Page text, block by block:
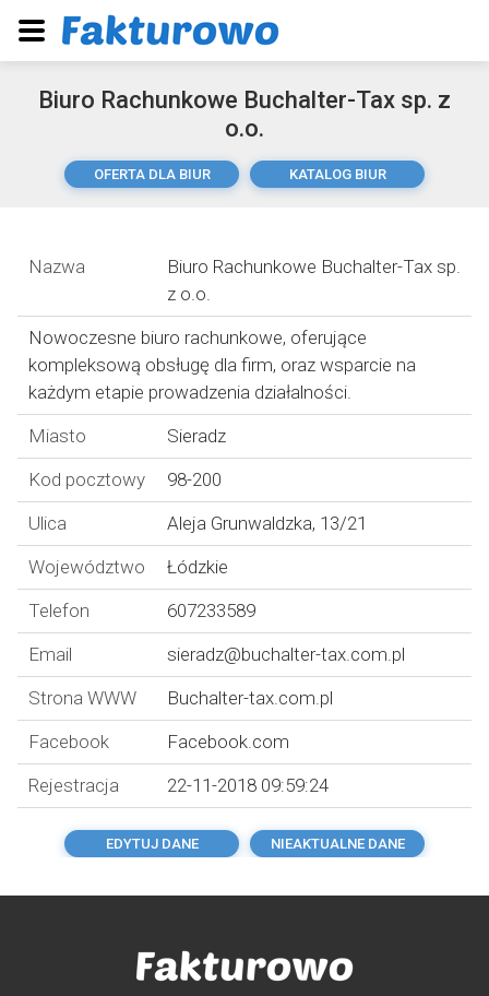
Biuro Rachunkowe Buchalter-Tax sp. z
o.o.
OFERTA DLA BIUR KATALOG BIUR
Nazwa
Biuro Rachunkowe Buchalter-Tax sp.
z o.o.
Nowoczesne biuro rachunkowe, oferujące
kompleksową obsługę dla firm, oraz wsparcie na
każdym etapie prowadzenia działalności.
Miasto
Sieradz
Kod pocztowy
98-200
Ulica
Aleja Grunwaldzka, 13/21
Województwo
Łódzkie
Telefon
607233589
Email
sieradz@buchalter-tax.com.pl
Strona WWW
Buchalter-tax.com.pl
Facebook
Facebook.com
Rejestracja
22-11-2018 09:59:24
EDYTUJ DANE NIEAKTUALNE DANE